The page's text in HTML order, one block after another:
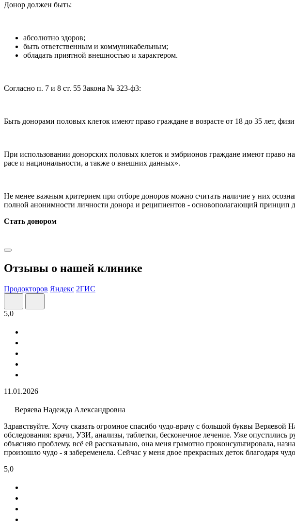
Донор должен быть:
абсолютно здоров;
быть ответственным и коммуникабельным;
обладать приятной внешностью и характером.
Согласно п. 7 и 8 ст. 55 Закона № 323-ф3:
Быть донорами половых клеток имеют право граждане в возрасте от 18 до 35 лет,
При использовании донорских половых клеток и эмбрионов граждане имеют право
расе и национальности, а также о внешних данных».
Не менее важным критерием при отборе доноров можно считать наличие у них
полной анонимности личности донора и реципиентов - основополагающий принцип
Стать донором
Отзывы о нашей клинике
Продокторов Яндекс 2ГИС
5,0
11.01.2026
Веряева Надежда Александровна
Здравствуйте. Хочу сказать огромное спасибо чудо-врачу с большой буквы Веряевой
обследования: врачи, УЗИ​, анализы​, таблетки, бесконечное лечение. Уже
объясняю проблему, всё ей рассказываю, она меня грамотно проконсультировала,
произошло чудо - я забеременела. Сейчас у меня двое прекрасных деток благодаря
5,0